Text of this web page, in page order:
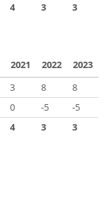
4 3 3
2021 2022
2023
3 8
8
0 -5
-5
4 3 3